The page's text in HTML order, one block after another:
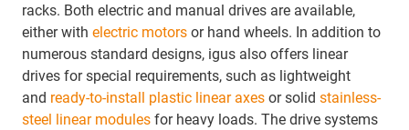
racks. Both electric and manual drives are available,
either with electric motors or hand wheels. In addition to
numerous standard designs, igus also offers linear
drives for special requirements, such as lightweight
and ready-to-install plastic linear axes or solid stainless-
steel linear modules for heavy loads. The drive systems